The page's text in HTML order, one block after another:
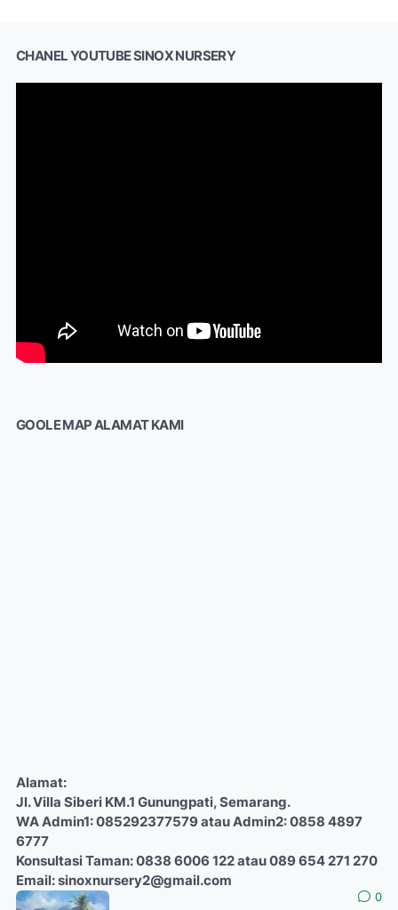
CHANEL YOUTUBE SINOX NURSERY
GOOLE MAP ALAMAT KAMI
Alamat:
Jl. Villa Siberi KM.1 Gunungpati, Semarang.
WA Admin1: 085292377579 atau Admin2: 0858 4897
6777
Konsultasi Taman: 0838 6006 122 atau 089 654 271 270
Email: sinoxnursery2@gmail.com
0